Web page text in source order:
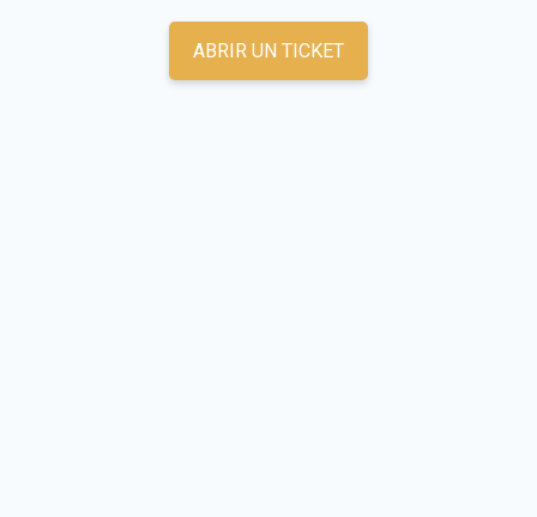
ABRIR UN TICKET